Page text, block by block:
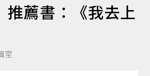
推薦書：《我去上
室